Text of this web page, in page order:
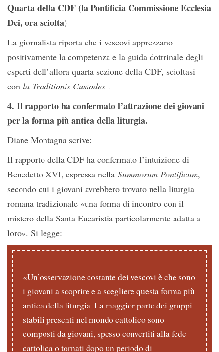
Quarta della CDF (la Pontificia Commissione Ecclesia
Dei, ora sciolta)
La giornalista riporta che i vescovi apprezzano
positivamente la competenza e la guida dottrinale degli
esperti dell’allora quarta sezione della CDF, scioltasi
con la Traditionis Custodes .
4. Il rapporto ha confermato l’attrazione dei giovani
per la forma più antica della liturgia.
Diane Montagna scrive:
Il rapporto della CDF ha confermato l’intuizione di
Benedetto XVI, espressa nella Summorum Pontificum,
secondo cui i giovani avrebbero trovato nella liturgia
romana tradizionale «una forma di incontro con il
mistero della Santa Eucaristia particolarmente adatta a
loro». Si legge:
«Un’osservazione costante dei vescovi è che sono
i giovani a scoprire e a scegliere questa forma più
antica della liturgia. La maggior parte dei gruppi
stabili presenti nel mondo cattolico sono
composti da giovani, spesso convertiti alla fede
cattolica o tornati dopo un periodo di